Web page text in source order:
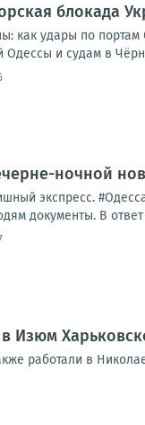
блокада
как удары по
Одессы и судам в
ночной
экспресс.
документы. В
Изюм
работали в